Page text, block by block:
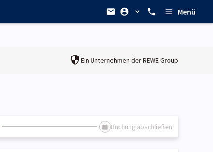
Menü
Ein Unternehmen derREWE Group
Buchung abschließen